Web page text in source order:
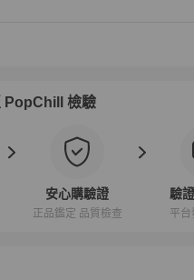
PopChill 檢驗
安心購驗證
正品鑑定 品質檢查
驗
平台